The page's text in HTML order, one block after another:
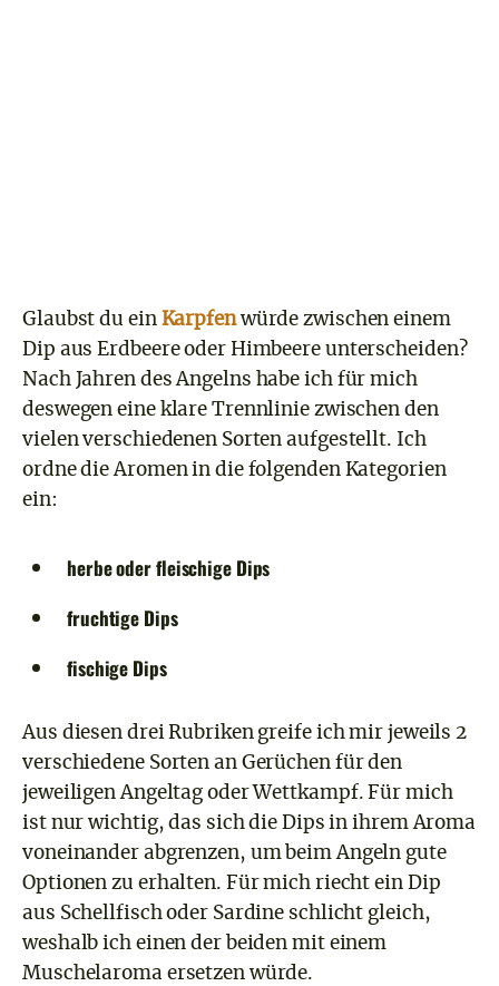
Glaubst du ein Karpfenwürde zwischen einem
Dip aus Erdbeere oder Himbeere unterscheiden?
Nach Jahren des Angelns habe ich für mich
deswegen eine klare Trennlinie zwischen den
vielen verschiedenen Sorten aufgestellt. Ich
ordne die Aromen in die folgenden Kategorien
ein:
herbe oder fleischige Dips
fruchtige Dips
fischige Dips
Aus diesen drei Rubriken greife ich mir jeweils 2
verschiedene Sorten an Gerüchen für den
jeweiligen Angeltag oder Wettkampf. Für mich
ist nur wichtig, das sich die Dips in ihrem Aroma
voneinander abgrenzen, um beim Angeln gute
Optionen zu erhalten. Für mich riecht ein Dip
aus Schellfisch oder Sardine schlicht gleich,
weshalb ich einen der beiden mit einem
Muschelaroma ersetzen würde.